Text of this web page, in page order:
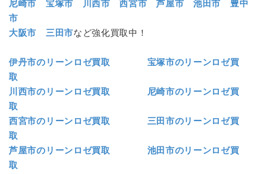
尼崎市 宝塚市 川西市 西宮市 芦屋市 池田市
豊中
市
大阪市
三田市など強化買取中！
伊丹市のリーンロゼ買取
宝塚市のリーンロゼ買
取
川西市のリーンロゼ買取
尼崎市のリーンロゼ買
取
西宮市のリーンロゼ買取
三田市のリーンロゼ買
取
芦屋市のリーンロゼ買取
池田市のリーンロゼ買
取